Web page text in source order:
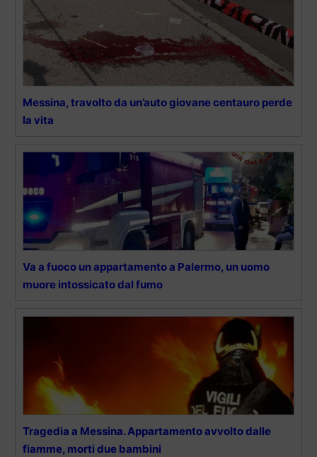
Messina, travolto da un’auto giovane centauro perde
la vita
Va a fuoco un appartamento a Palermo, un uomo
muore intossicato dal fumo
Tragedia a Messina. Appartamento avvolto dalle
fiamme, morti due bambini